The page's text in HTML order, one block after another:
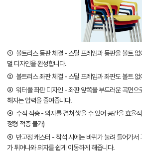
① 볼트리스 등판 체결 - 스틸 프레임과 등판을 볼트 없
멀 디자인을 완성합니다.
② 볼트리스 좌판 체결 - 스틸 프레임과 좌판도 볼트 없
③ 워터폴 좌판 디자인 - 좌판 앞쪽을 부드러운 곡면으
해지는 압력을 줄여줍니다.
④ 수직 적층 - 의자를 겹쳐 쌓을 수 있어 공간을 효율
정형 적층 불가)
⑤ 반고정 캐스터 - 착석 시에는 바퀴가 눌려 들어가서
가 튀어나와 의자를 쉽게 이동하게 해줍니다.